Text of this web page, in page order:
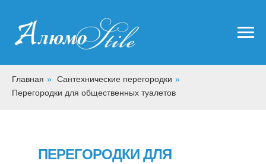
Главная » Сантехнические перегородки »
Перегородки для общественных туалетов
ПЕРЕГОРОДКИ ДЛЯ